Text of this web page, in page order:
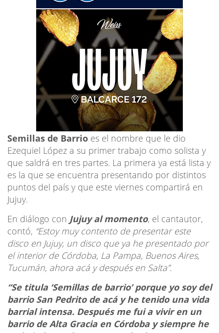
Semillas de Barrio es el nombre que le dio
Ezequiel López a su primer trabajo como solista y
que saldrá en tres partes. La primera ya está lista y
es la que se encuentra presentando por distintos
puntos del país y que este viernes compartirá en
Jujuy.
En diálogo con Jujuy al momento, el cantautor,
contó, “Estoy muy contento de presentar este
disco en Jujuy, un disco que ya he presentado por
el interior de Córdoba, La Pampa, Buenos Aires,
Tucumán, ahora acá y después en Salta”.
“Se titula ‘Semillas de barrio’ porque yo soy del
barrio San Pedrito de acá y he tenido una vida
barrial intensa. Después me fui a vivir en un
barrio de Alta Gracia en Córdoba y siempre he